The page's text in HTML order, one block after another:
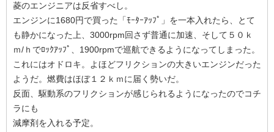
菱のエンジニアは反省すべし。
エンジンに1680円で買った「ﾓｰﾀｰｱｯﾌﾟ」を一本入れたら、とて
も静かになった上、3000rpm回さず普通に加速、そして５０ｋ
ｍ/ｈでﾛｯｸｱｯﾌﾟ、1900rpmで巡航できるようになってしまった。
これにはオドロキ。よほどフリクションの大きいエンジンだった
ようだ。燃費はほぼ１２ｋｍに届く勢いだ。
反面、駆動系のフリクションが感じられるようになったのでコチ
ラにも
減摩剤を入れる予定。